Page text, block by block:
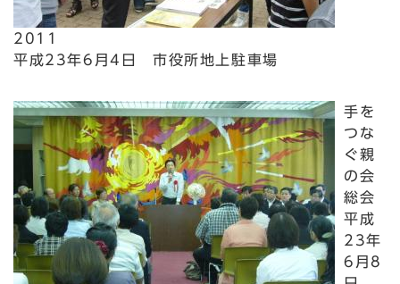
2011
平成23年6月4日 市役所地上駐車場
手を
つな
ぐ親
の会
総会
平成
23年
6月8